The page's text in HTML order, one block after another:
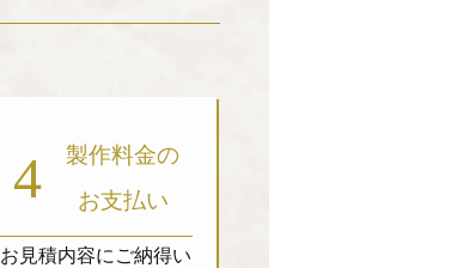
4
製作料金の
お支払い
お見積内容にご納得い